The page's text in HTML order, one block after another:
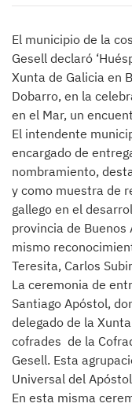
El municipio de la
Gesell declaró
Xunta de Galicia en
Dobarro, en la
en el Mar, un
El intendente
encargado de
nombramiento,
y como muestra de
gallego en el
provincia de
mismo
Teresita, Carlos
La ceremonia de
Santiago Apóstol,
delegado de la
cofrades de la
Gesell. Esta
Universal del
En esta misma